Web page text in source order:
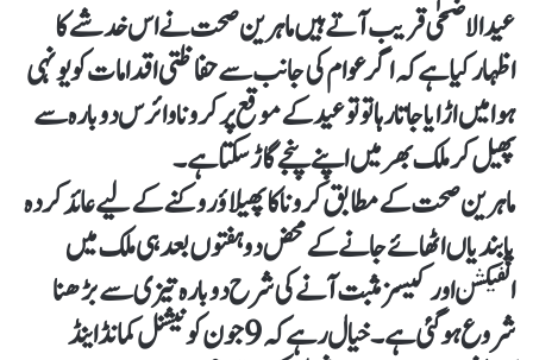
عیدالاضحٰی قریب آتے ہیں ماہرین صحت نے اس خدشے کا
اظہار کیا ہے کہ اگر عوام کی جانب سے حفاظتی اقدامات کو یونہی
ہوا میں اڑایا جاتا رہا تو تو عید کے موقع پر کرونا وائرس دوبارہ سے
پھیل کر ملک بھر میں اپنے پنجے گاڑ سکتا ہے۔
ماہرین صحت کے مطابق کرونا کا پھیلاؤ روکنے کے لیے عائد کردہ
پابندیاں اٹھائے جانے کے محض دو ہفتوں بعد ہی ملک میں
انفیکشن اور کیسز مثبت آنے کی شرح دوبارہ تیزی سے بڑھنا
شروع ہوگئی ہے۔خیال رہے کہ 9 جون کو نیشنل کمانڈ اینڈ